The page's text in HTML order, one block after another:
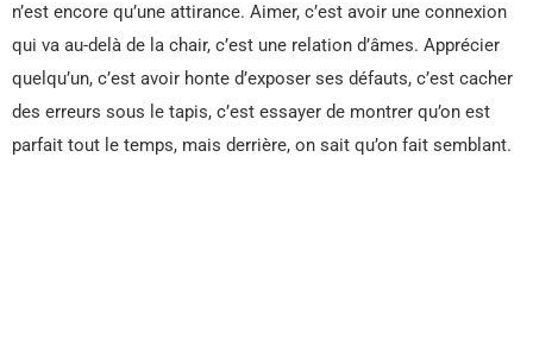
n’est encore qu’une attirance. Aimer, c’est avoir une connexion
qui va au-delà de la chair, c’est une relation d’âmes. Apprécier
quelqu’un, c’est avoir honte d’exposer ses défauts, c’est cacher
des erreurs sous le tapis, c’est essayer de montrer qu’on est
parfait tout le temps, mais derrière, on sait qu’on fait semblant.